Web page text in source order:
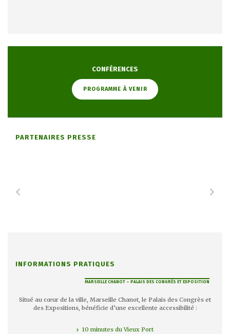
CONFÉRENCES
PROGRAMME À VENIR
PARTENAIRES PRESSE
filière
INFORMATIONS PRATIQUES
MARSEILLE CHANOT – PALAIS DES CONGRÈS ET EXPOSITION
Situé au cœur de la ville, Marseille Chanot, le Palais des Congrès et
des Expositions, bénéficie d’une excellente accessibilité :
10 minutes du Vieux Port